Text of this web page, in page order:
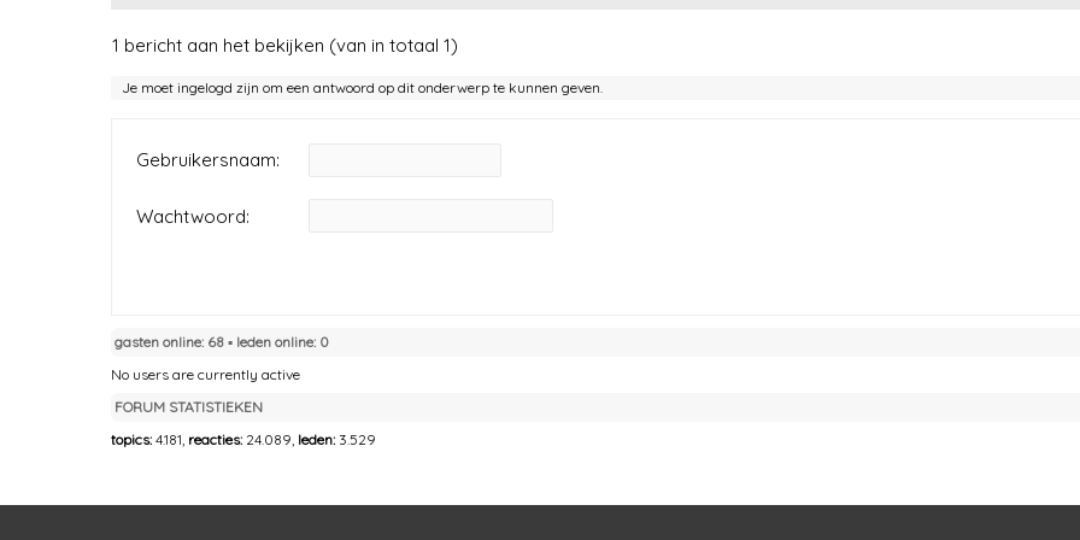
1 bericht aan het bekijken (van in totaal 1)
Je moet ingelogd zijn om een antwoord op dit onderwerp te kunnen geven.
Gebruikersnaam:
Wachtwoord:
gasten online: 68 ▪︎ leden online: 0
No users are currently active
FORUM STATISTIEKEN
topics: 4.181, reacties: 24.089, leden: 3.529